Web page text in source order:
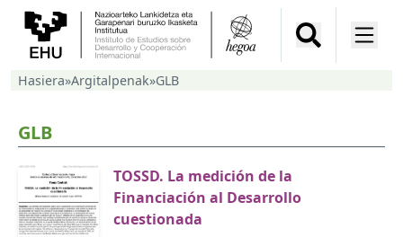
Hasiera»Argitalpenak»GLB
GLB
TOSSD. La medición de la
Financiación al Desarrollo
cuestionada